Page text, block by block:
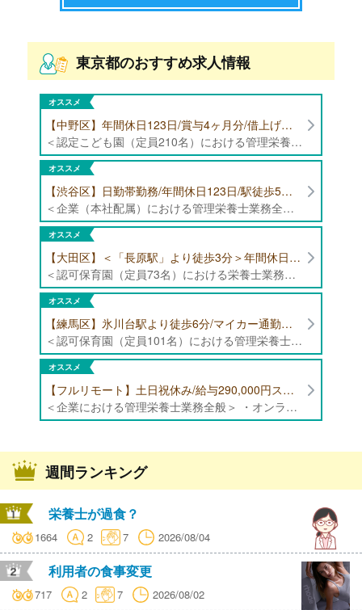
東京都のおすすめ求人情報
オススメ
【中野区】年間休日123日/賞与4ヶ月分/借上げ住宅制度あり 認定こども園（定員210名）にて管理栄養士・栄養士募集！
＜認定こども園（定員210名）における管理栄養士・栄養士業務全般＞ ・管理栄養士、栄養士業務全般
オススメ
【渋谷区】日勤帯勤務/年間休日123日/駅徒歩5分/企業（本社配属）にて管理栄養士募集！
＜企業（本社配属）における管理栄養士業務全般＞ ・本社および在宅（週1日程度）で、運営・受託する保育園（約50箇所）の管理栄養士・マネジメント業務全般 ・調理指導、育成 ・調理代行※欠員時 ・衛生管理 ・献立作成 ・食材発注 ・園長、調理スタッフとの給食会議 ・クライアント企業との給食会議（食育等の企画提案） ・採用業務（面接・施設見学同行）など ・担当保育園の定期巡回（直行やオンライン対応あり） ※23区内の認可保育園や、事業所内保育園（市川市、古河市、厚木市・追浜等）
オススメ
【大田区】＜「長原駅」より徒歩3分＞年間休日120日以上/最大10連休取得可能/日勤帯勤務のみ 認可保育園（定員73名）にて、栄養士の募集！
＜認可保育園（定員73名）における栄養士業務全般＞ ・調理（朝おやつ・給食・おやつ・補食） ・盛付け、片づけ ・食育、保育室への給食ラウンド、事務業務 ・調理室のお掃除、備蓄の確認、発注など ※定員:73名(0歳児6名、1歳歳児10名、2歳児12名、3歳-5歳児各15名)
オススメ
【練馬区】氷川台駅より徒歩6分/マイカー通勤可能/年間休日120日/賞与高水準 認可保育園（定員101名）にて管理栄養士・栄養士・調理師募集！
＜認可保育園（定員101名）における管理栄養士・栄養士・調理師業務全般＞ ・調理業務全般 ・離乳食、アレルギー除去食対応 ・食育活動
オススメ
【フルリモート】土日祝休み/給与290,000円スタート/残業少なめ 企業にて管理栄養士の募集！
＜企業における管理栄養士業務全般＞ ・オンラインでの栄養指導業務 ・サービス（生活習慣病重症化予防）の品質管理 ・専用アプリを通じたチャットでの栄養指導業務 ※フルリモートにて勤務可能です。 【応募条件】特定保健指導もしくは病院での栄養指導3年以上
週間ランキング
栄養士が過食？
1664 2 7 2026/08/04
利用者の食事変更
717 2 7 2026/08/02